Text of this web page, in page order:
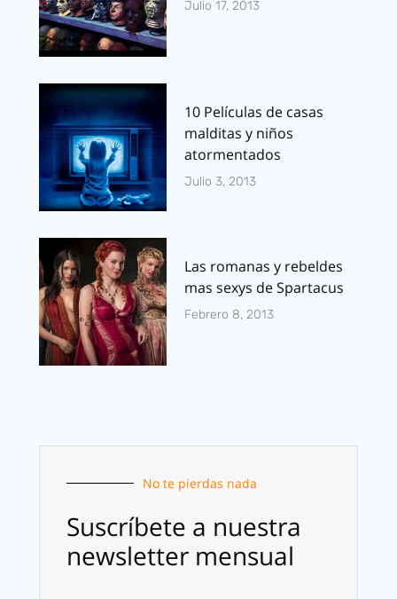
Julio 17, 2013
10 Películas de casas
malditas y niños
atormentados
Julio 3, 2013
Las romanas y rebeldes
mas sexys de Spartacus
Febrero 8, 2013
No te pierdas nada
Suscríbete a nuestra
newsletter mensual